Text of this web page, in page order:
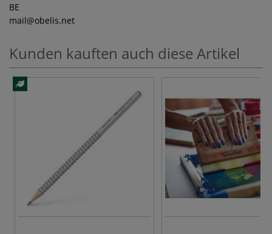
BE
mail@obelis.net
Kunden kauften auch diese Artikel